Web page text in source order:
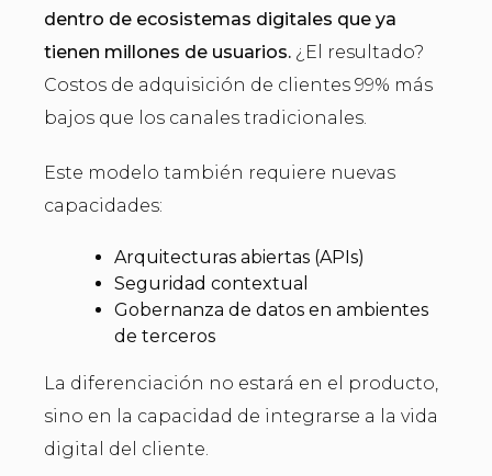
dentro de ecosistemas digitales que ya
tienen millones de usuarios. ¿El resultado?
Costos de adquisición de clientes 99% más
bajos que los canales tradicionales.
Este modelo también requiere nuevas
capacidades:
Arquitecturas abiertas (APIs)
Seguridad contextual
Gobernanza de datos en ambientes
de terceros
La diferenciación no estará en el producto,
sino en la capacidad de integrarse a la vida
digital del cliente.